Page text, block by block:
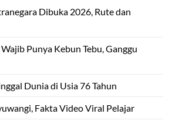
Dibuka 2026, Rute dan
Punya Kebun Tebu, Ganggu
Dunia di Usia 76 Tahun
Fakta Video Viral Pelajar